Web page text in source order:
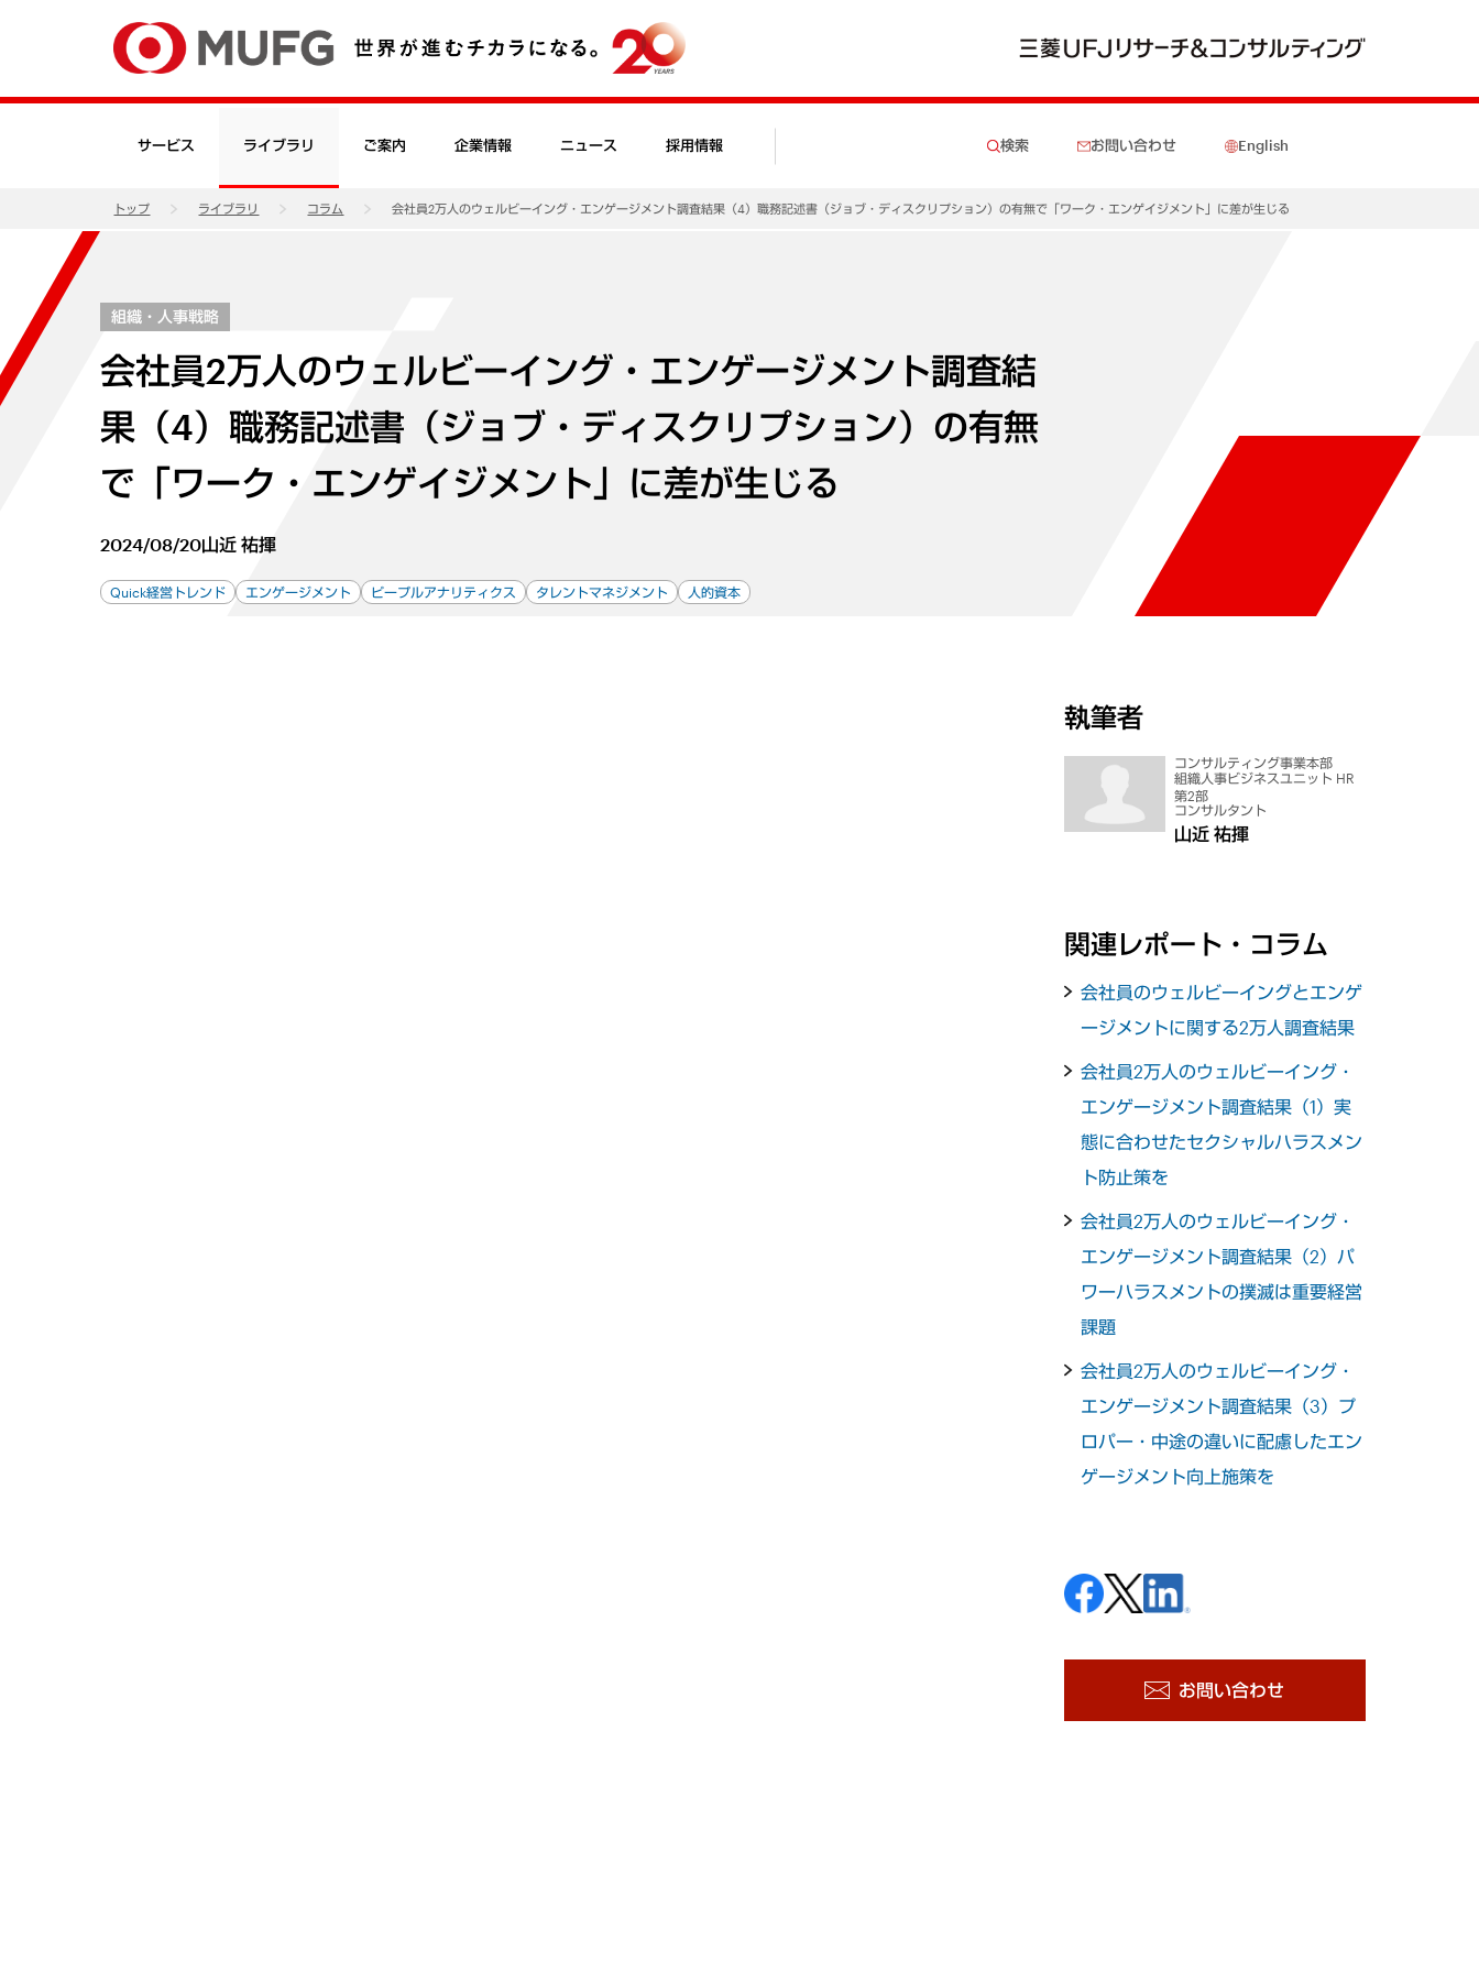
サービス ライブラリ ご案内 企業情報 ニュース 採用情報 検索 お問い合わせ English
トップ ライブラリ コラム 会社員2万人のウェルビーイング・エンゲージメント調査結果（4）職務記述書（ジョブ・ディスクリプション）の有無で「ワーク・エンゲイジメント」に差が生じる
組織・人事戦略
会社員2万人のウェルビーイング・エンゲージメント調査結
果（4）職務記述書（ジョブ・ディスクリプション）の有無
で「ワーク・エンゲイジメント」に差が生じる
2024/08/20山近 祐揮
Quick経営トレンド エンゲージメント ピープルアナリティクス タレントマネジメント 人的資本
執筆者
コンサルティング事業本部
組織人事ビジネスユニット HR
第2部
コンサルタント
山近 祐揮
関連レポート・コラム
会社員のウェルビーイングとエンゲ
ージメントに関する2万人調査結果
会社員2万人のウェルビーイング・
エンゲージメント調査結果（1）実
態に合わせたセクシャルハラスメン
ト防止策を
会社員2万人のウェルビーイング・
エンゲージメント調査結果（2）パ
ワーハラスメントの撲滅は重要経営
課題
会社員2万人のウェルビーイング・
エンゲージメント調査結果（3）プ
ロパー・中途の違いに配慮したエン
ゲージメント向上施策を
お問い合わせ